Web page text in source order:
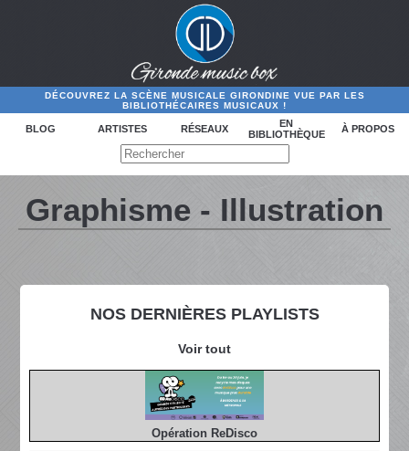
DÉCOUVREZ LA SCÈNE MUSICALE GIRONDINE VUE PAR LES
BIBLIOTHÉCAIRES MUSICAUX !
BLOG ARTISTES RÉSEAUX
EN
BIBLIOTHÈQUE
À PROPOS
NOS DERNIÈRES PLAYLISTS
Voir tout
Opération ReDisco
Graphisme - Illustration